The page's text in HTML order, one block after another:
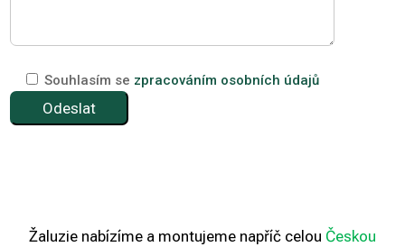
Souhlasím se zpracováním osobních údajů
Žaluzie nabízíme a montujeme napříč celou Českou